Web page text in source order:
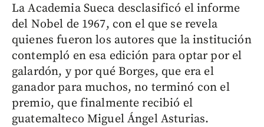
La Academia Sueca desclasificó el informe
del Nobel de 1967, con el que se revela
quienes fueron los autores que la institución
contempló en esa edición para optar por el
galardón, y por qué Borges, que era el
ganador para muchos, no terminó con el
premio, que finalmente recibió el
guatemalteco Miguel Ángel Asturias.